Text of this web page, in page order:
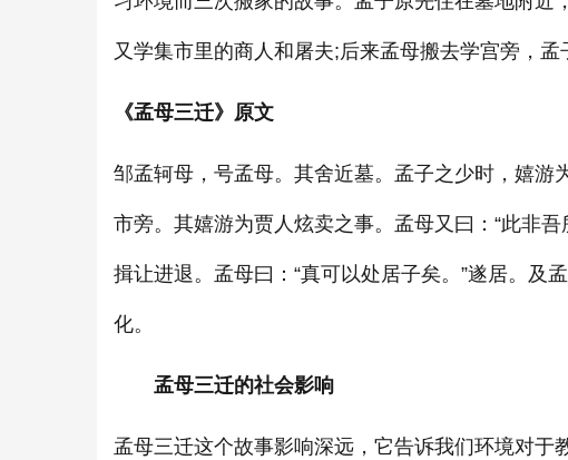
又学集市里的商人和屠夫;后来孟母搬去学宫旁，
《孟母三迁》原文
邹孟轲母，号孟母。其舍近墓。孟子之少时，嬉游
市旁。其嬉游为贾人炫卖之事。孟母又曰：“此非
揖让进退。孟母曰：“真可以处居子矣。”遂居。及
化。
孟母三迁的社会影响
孟母三迁这个故事影响深远，它告诉我们环境对